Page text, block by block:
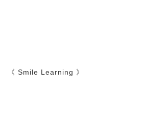
《 Smile Learning 》